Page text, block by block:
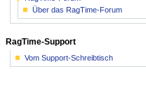
Über das RagTime-Forum
RagTime-Support
Vom Support-Schreibtisch